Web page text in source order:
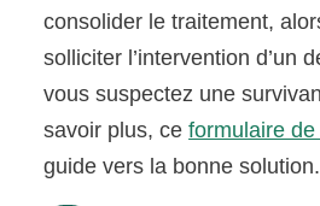
consolider le traitement,
solliciter l’intervention d’un
vous suspectez une
savoir plus, ceformulaire
guide vers la bonne solution.